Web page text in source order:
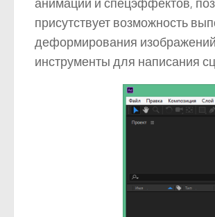
анимации и спецэффектов,
присутствует возможность
деформирования
инструменты для написания